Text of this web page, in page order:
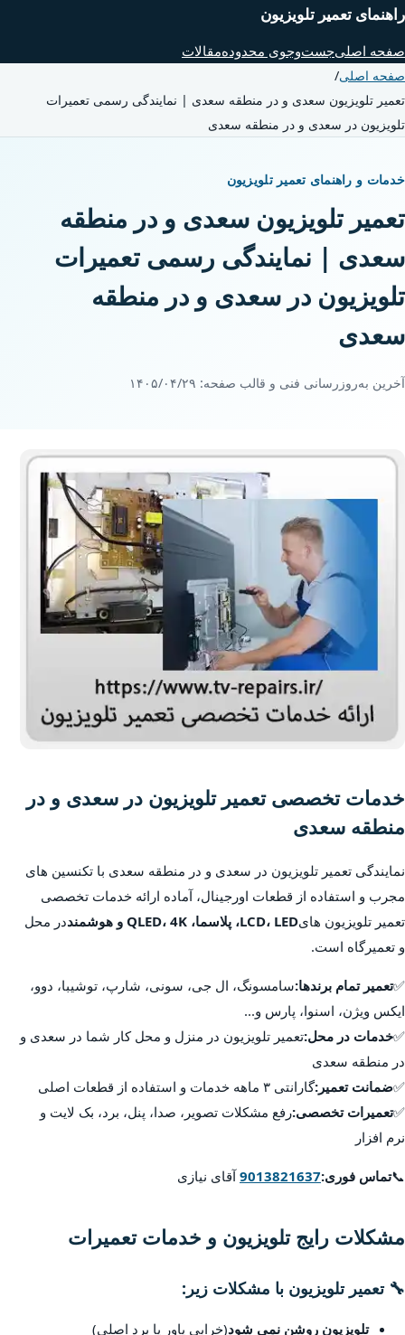
راهنمای تعمیر تلویزیون
صفحه اصلیجست‌وجوی محدودهمقالات
صفحه اصلی/
تعمیر تلویزیون سعدی و در منطقه سعدی | نمایندگی رسمی تعمیرات
تلویزیون در سعدی و در منطقه سعدی
خدمات و راهنمای تعمیر تلویزیون
تعمیر تلویزیون سعدی و در منطقه
سعدی | نمایندگی رسمی تعمیرات
تلویزیون در سعدی و در منطقه
سعدی
آخرین به‌روزرسانی فنی و قالب صفحه: ۱۴۰۵/۰۴/۲۹
خدمات تخصصی تعمیر تلویزیون در سعدی و در
منطقه سعدی
نمایندگی تعمیر تلویزیون در سعدی و در منطقه سعدی با تکنسین های
مجرب و استفاده از قطعات اورجینال، آماده ارائه خدمات تخصصی
تعمیر تلویزیون هایLCD، LED، پلاسما، QLED، 4K و هوشمند
در محل
و تعمیرگاه است.
✅تعمیر تمام برندها:سامسونگ، ال جی، سونی، شارپ، توشیبا، دوو،
ایکس ویژن، اسنوا، پارس و...
✅خدمات در محل:تعمیر تلویزیون در منزل و محل کار شما در سعدی و
در منطقه سعدی
✅ضمانت تعمیر:گارانتی ۳ ماهه خدمات و استفاده از قطعات اصلی
✅تعمیرات تخصصی:رفع مشکلات تصویر، صدا، پنل، برد، بک لایت و
نرم افزار
📞تماس فوری:9013821637آقای نیازی
مشکلات رایج تلویزیون و خدمات تعمیرات
🔧 تعمیر تلویزیون با مشکلات زیر:
تلویزیون روشن نمی شود(خرابی پاور یا برد اصلی)